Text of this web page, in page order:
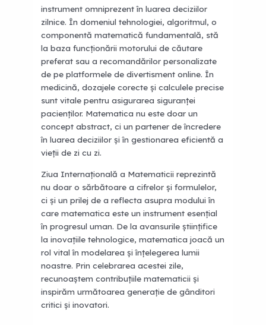
instrument omniprezent în luarea deciziilor
zilnice. În domeniul tehnologiei, algoritmul, o
componentă matematică fundamentală, stă
la baza funcționării motorului de căutare
preferat sau a recomandărilor personalizate
de pe platformele de divertisment online. În
medicină, dozajele corecte și calculele precise
sunt vitale pentru asigurarea siguranței
pacienților. Matematica nu este doar un
concept abstract, ci un partener de încredere
în luarea deciziilor și în gestionarea eficientă a
vieții de zi cu zi.
Ziua Internațională a Matematicii reprezintă
nu doar o sărbătoare a cifrelor și formulelor,
ci și un prilej de a reflecta asupra modului în
care matematica este un instrument esențial
în progresul uman. De la avansurile științifice
la inovațiile tehnologice, matematica joacă un
rol vital în modelarea și înțelegerea lumii
noastre. Prin celebrarea acestei zile,
recunoaștem contribuțiile matematicii și
inspirăm următoarea generație de gânditori
critici și inovatori.